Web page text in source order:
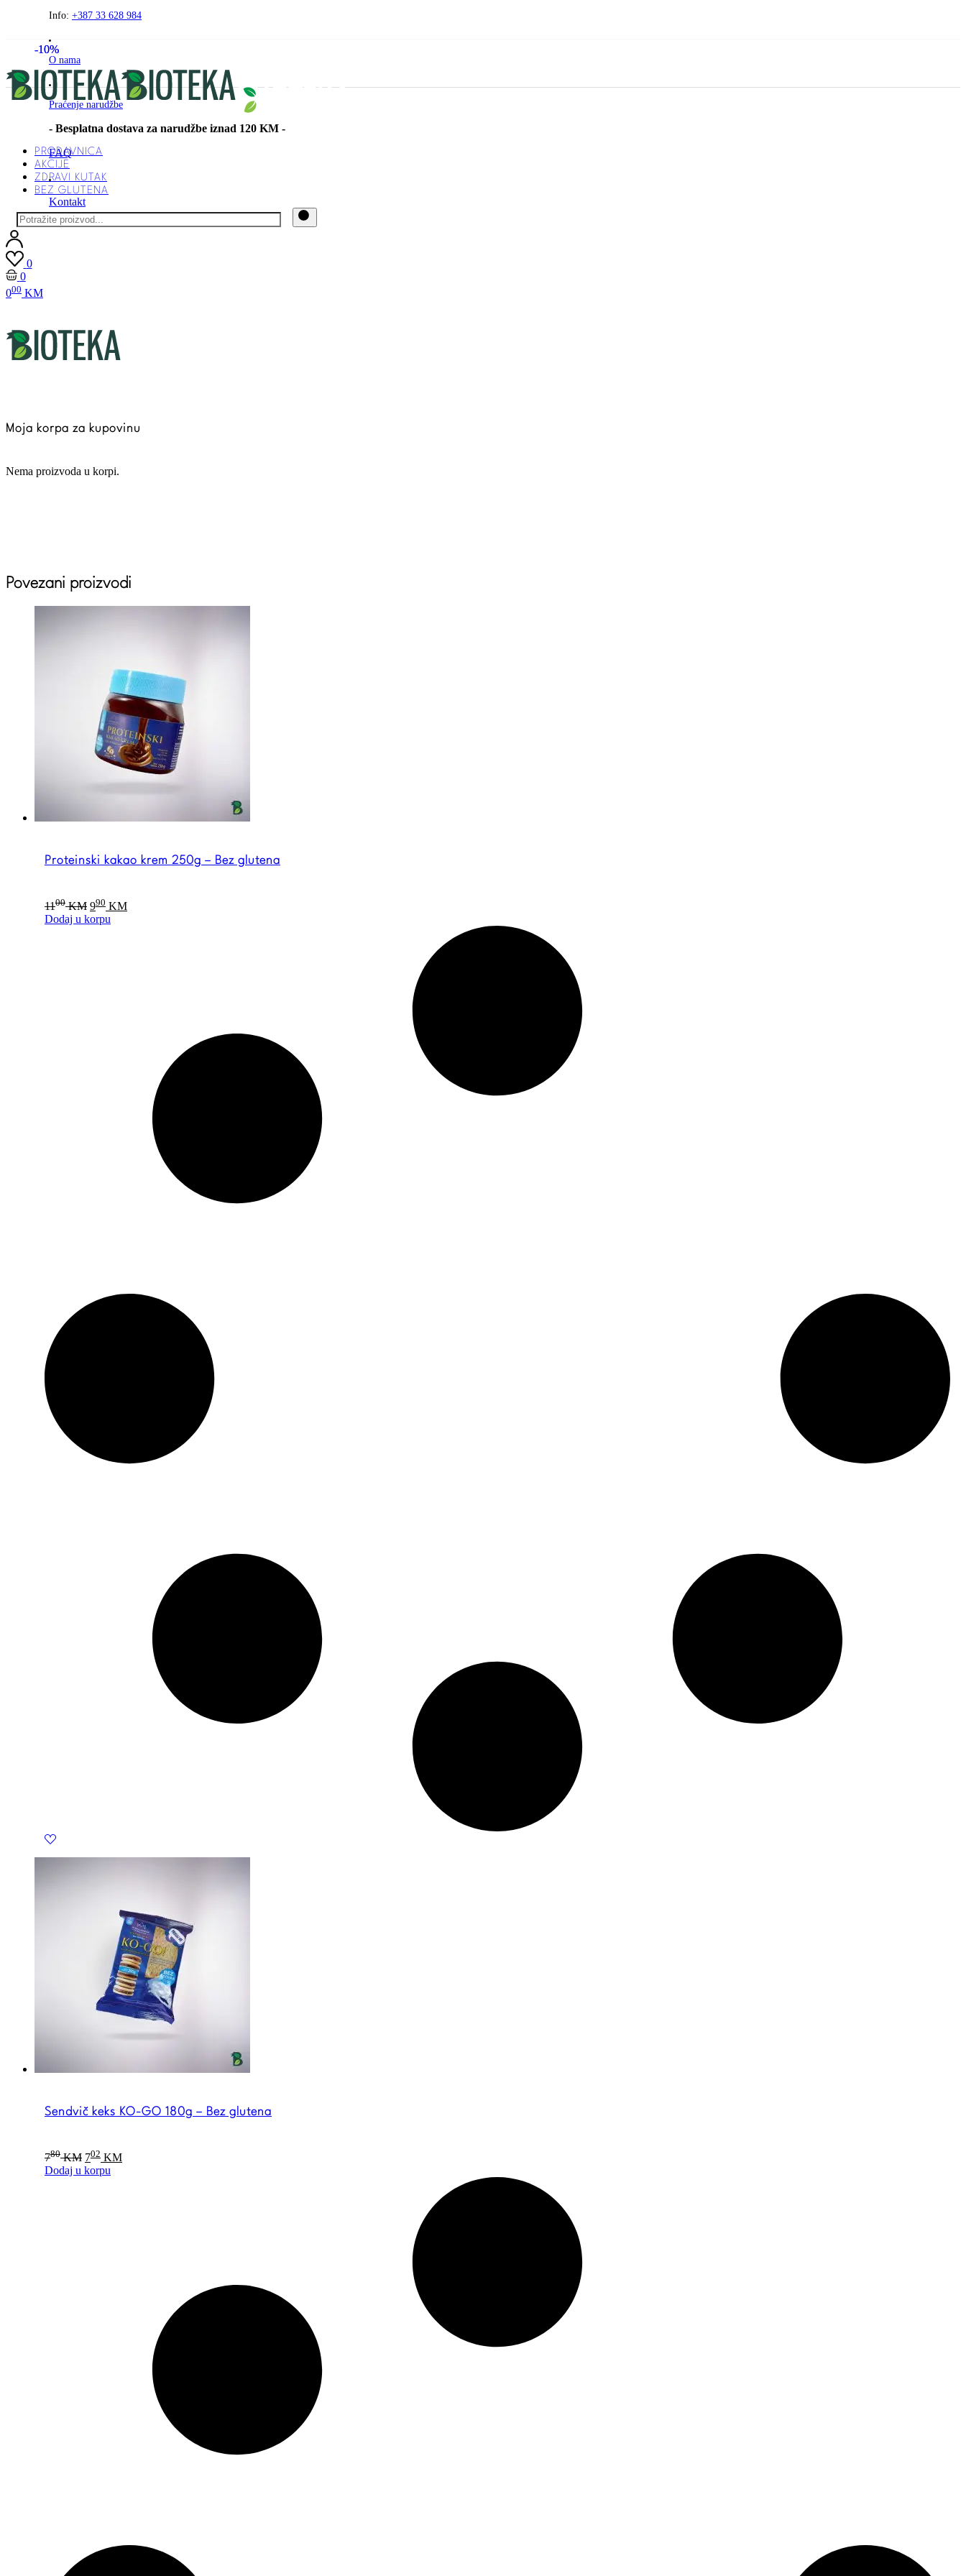
PreskočiteInfo: +387 33 628 984
O nama
Praćenje narudžbe
- Besplatna dostava za narudžbe iznad 120 KM -
FAQ
Kontakt
PRODAVNICA
AKCIJE
ZDRAVI KUTAK
BEZ GLUTENA
0
0
000 KM
Moja korpa za kupovinu
Nema proizvoda u korpi.
Povezani proizvodi
-10%
Proteinski kakao krem 250g – Bez glutena
1100 KM Original
price
was:
990 KMCurrent
price
Dodaj u korpu
-10%
Sendvič keks KO-GO 180g – Bez glutena
780 KM Original
price
was:
702 KMCurrent
price
Dodaj u korpu